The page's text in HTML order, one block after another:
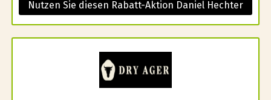
Nutzen Sie diesen Rabatt-Aktion Daniel Hechter